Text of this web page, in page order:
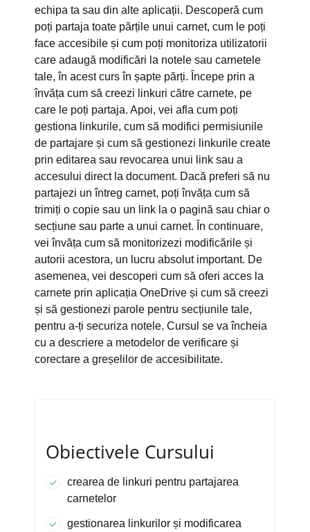
echipa ta sau din alte aplicații. Descoperă cum
poți partaja toate părțile unui carnet, cum le poți
face accesibile și cum poți monitoriza utilizatorii
care adaugă modificări la notele sau carnetele
tale, în acest curs în șapte părți. Începe prin a
învăța cum să creezi linkuri către carnete, pe
care le poți partaja. Apoi, vei afla cum poți
gestiona linkurile, cum să modifici permisiunile
de partajare și cum să gestionezi linkurile create
prin editarea sau revocarea unui link sau a
accesului direct la document. Dacă preferi să nu
partajezi un întreg carnet, poți învăța cum să
trimiți o copie sau un link la o pagină sau chiar o
secțiune sau parte a unui carnet. În continuare,
vei învăța cum să monitorizezi modificările și
autorii acestora, un lucru absolut important. De
asemenea, vei descoperi cum să oferi acces la
carnete prin aplicația OneDrive și cum să creezi
și să gestionezi parole pentru secțiunile tale,
pentru a-ți securiza notele. Cursul se va încheia
cu a descriere a metodelor de verificare și
corectare a greșelilor de accesibilitate.
Obiectivele Cursului
crearea de linkuri pentru partajarea
carnetelor
gestionarea linkurilor și modificarea